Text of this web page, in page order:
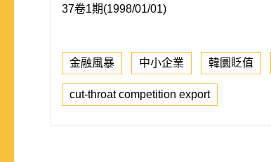
37卷1期(1998/01/01)
金融風暴 中小企業 韓圜貶值
cut-throat competition export